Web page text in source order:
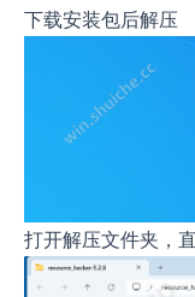
下载安装包后解压
打开解压文件夹，